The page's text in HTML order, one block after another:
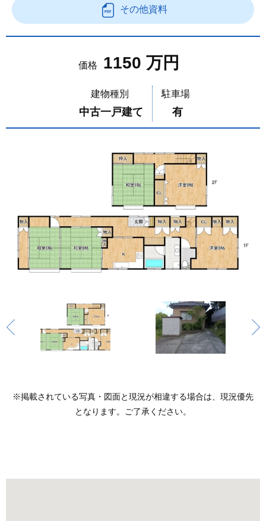
その他資料
価格 1150 万円
建物種別
中古一戸建て
駐車場
有
※掲載されている写真・図面と現況が相違する場合は、現況優先
となります。ご了承ください。